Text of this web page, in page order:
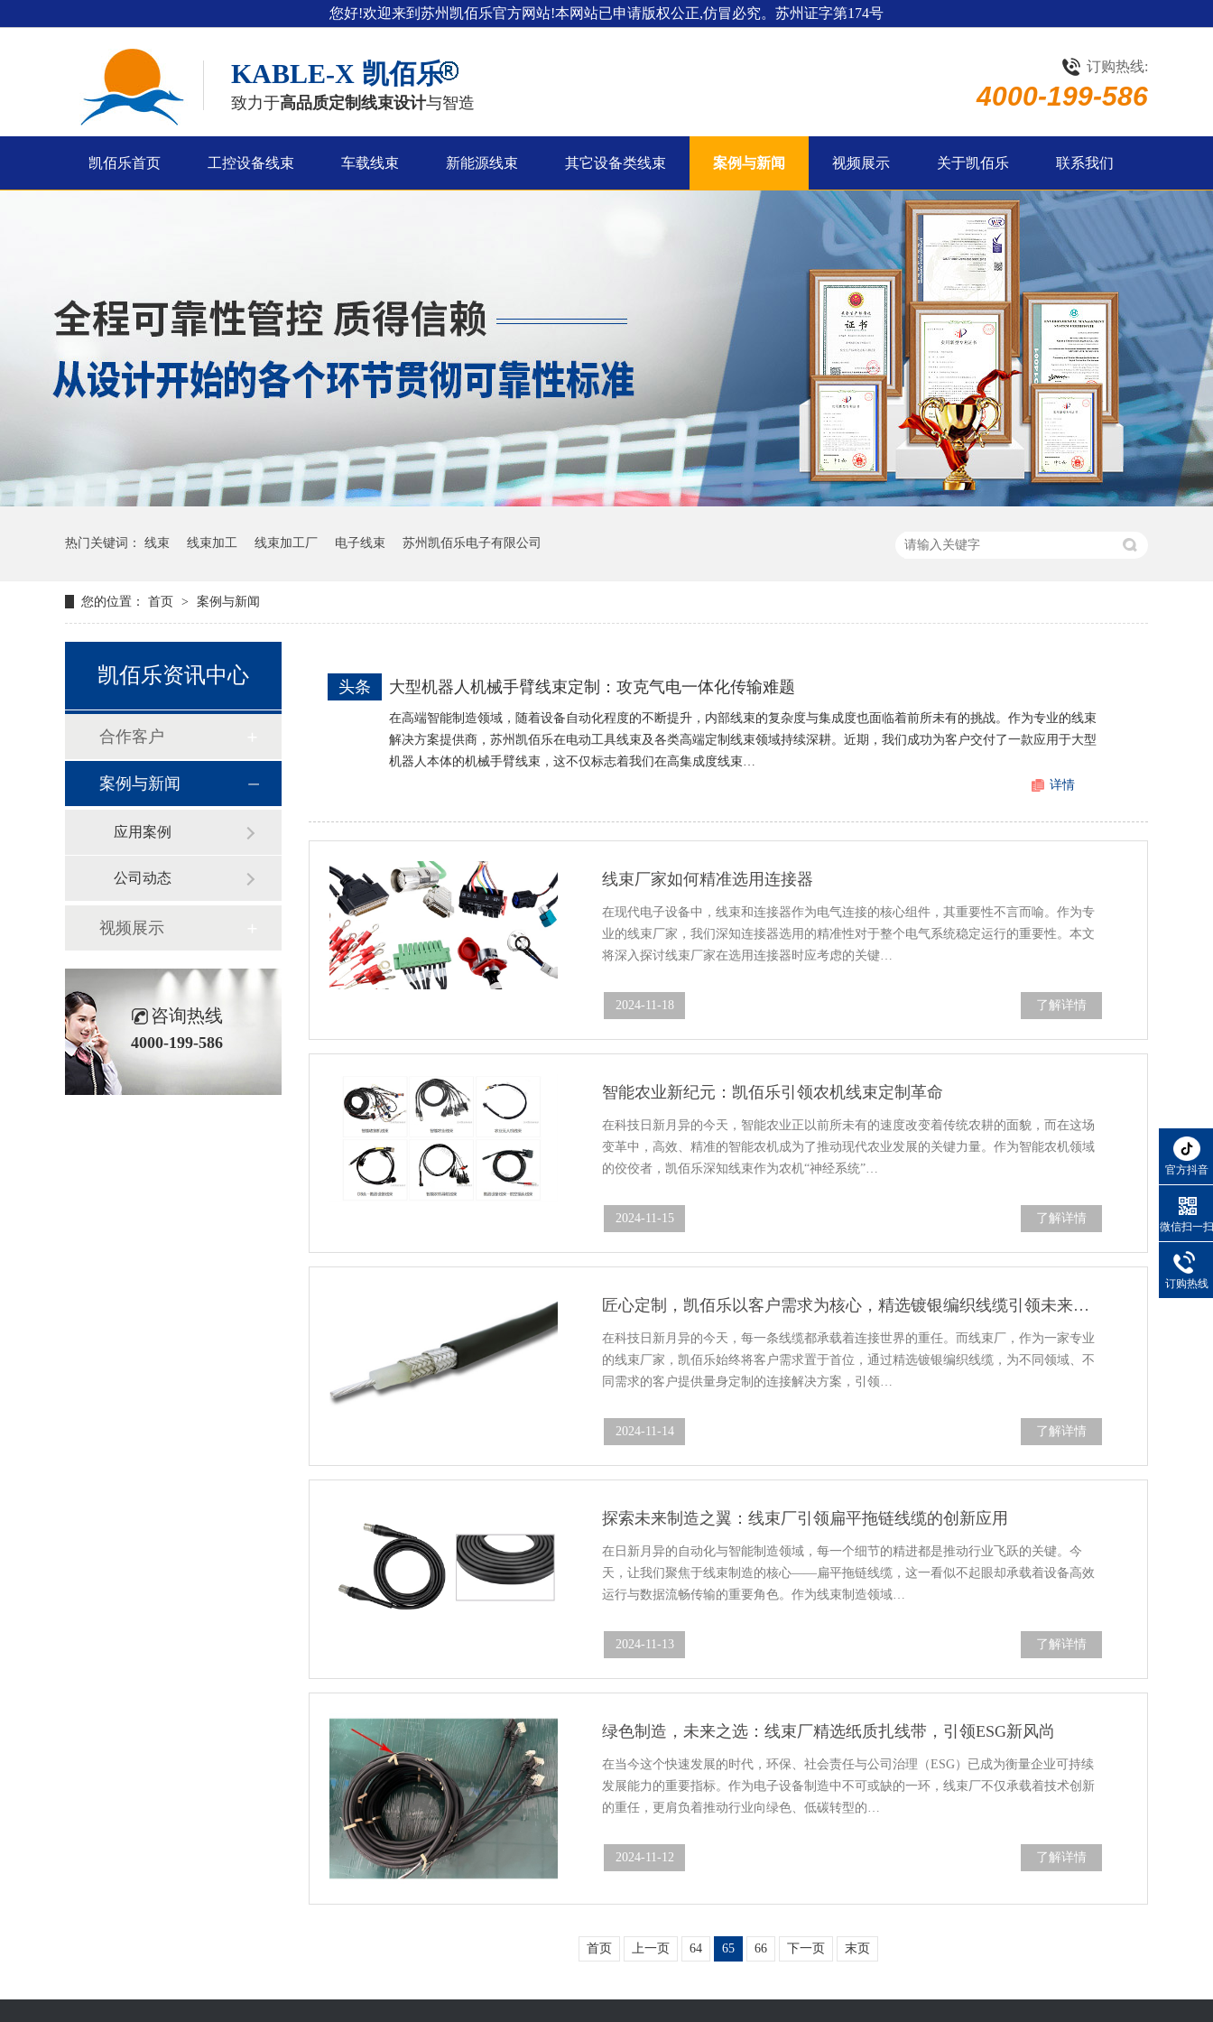
您好!欢迎来到苏州凯佰乐官方网站!本网站已申请版权公正,仿冒必究。苏州证字第174号
KABLE-X 凯佰乐
致力于高品质定制线束设计与智造
订购热线:
4000-199-586
凯佰乐首页 工控设备线束 车载线束 新能源线束 其它设备类线束 案例与新闻 视频展示 关于凯佰乐 联系我们
热门关键词： 线束 线束加工 线束加工厂 电子线束 苏州凯佰乐电子有限公司
您的位置： 首页 > 案例与新闻
大型机器人机械手臂线束定制：攻克气电一体化传输难题
头条
在高端智能制造领域，随着设备自动化程度的不断提升，内部线束的复杂度与集成度也面临着前所未有的挑战。作为专业的线束
解决方案提供商，苏州凯佰乐在电动工具线束及各类高端定制线束领域持续深耕。近期，我们成功为客户交付了一款应用于大型
机器人本体的机械手臂线束，这不仅标志着我们在高集成度线束…
详情
线束厂家如何精准选用连接器
在现代电子设备中，线束和连接器作为电气连接的核心组件，其重要性不言而喻。作为专
业的线束厂家，我们深知连接器选用的精准性对于整个电气系统稳定运行的重要性。本文
将深入探讨线束厂家在选用连接器时应考虑的关键…
了解详情
2024-11-18
智能农业新纪元：凯佰乐引领农机线束定制革命
在科技日新月异的今天，智能农业正以前所未有的速度改变着传统农耕的面貌，而在这场
变革中，高效、精准的智能农机成为了推动现代农业发展的关键力量。作为智能农机领域
的佼佼者，凯佰乐深知线束作为农机“神经系统”…
了解详情
2024-11-15
匠心定制，凯佰乐以客户需求为核心，精选镀银编织线缆引领未来连接
在科技日新月异的今天，每一条线缆都承载着连接世界的重任。而线束厂，作为一家专业
的线束厂家，凯佰乐始终将客户需求置于首位，通过精选镀银编织线缆，为不同领域、不
同需求的客户提供量身定制的连接解决方案，引领…
了解详情
2024-11-14
探索未来制造之翼：线束厂引领扁平拖链线缆的创新应用
在日新月异的自动化与智能制造领域，每一个细节的精进都是推动行业飞跃的关键。今
天，让我们聚焦于线束制造的核心——扁平拖链线缆，这一看似不起眼却承载着设备高效
运行与数据流畅传输的重要角色。作为线束制造领域…
了解详情
2024-11-13
绿色制造，未来之选：线束厂精选纸质扎线带，引领ESG新风尚
在当今这个快速发展的时代，环保、社会责任与公司治理（ESG）已成为衡量企业可持续
发展能力的重要指标。作为电子设备制造中不可或缺的一环，线束厂不仅承载着技术创新
的重任，更肩负着推动行业向绿色、低碳转型的…
了解详情
2024-11-12
首页 上一页 64 65 66 下一页 末页
凯佰乐资讯中心
合作客户
案例与新闻
应用案例
公司动态
视频展示
咨询热线
4000-199-586
官方抖音
微信扫一扫
订购热线